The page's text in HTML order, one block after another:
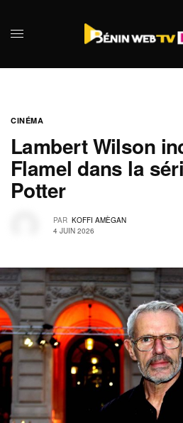
CINÉMA
Lambert Wilson
Flamel dans la
Potter
PAR KOFFI AMÈGAN
4 JUIN 2026